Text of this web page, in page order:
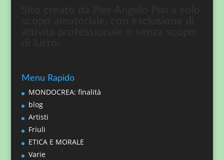
Menu Rapido
MONDOCREA: finalità
blog
Artisti
Friuli
ETICA E MORALE
Varie